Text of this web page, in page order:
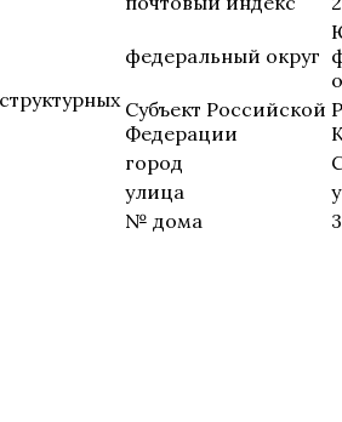
федеральный округ
Субъект Российской
Федерации
город
улица
№ дома